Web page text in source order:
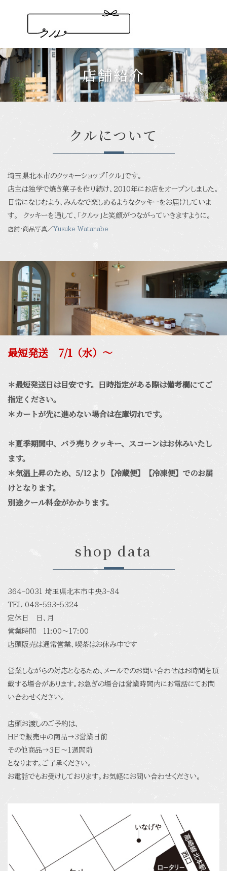
店舗紹介
クルについて
埼玉県北本市のクッキーショップ「クル」です。
店主は独学で焼き菓子を作り続け、2010年にお店をオープンしました。
日常になじむよう、みんなで楽しめるようなクッキーをお届けしていま
す。
クッキーを通して、「クルッ」と笑顔がつながっていきますように。
店舗・商品写真／Yusuke Watanabe
最短発送 7/1（水）〜
＊最短発送日は目安です。日時指定がある際は備考欄にてご
指定ください。
＊カートが先に進めない場合は在庫切れです。
＊夏季期間中、バラ売りクッキー、スコーンはお休みいたし
ます。
＊気温上昇のため、5/12より【冷蔵便】【冷凍便】でのお届
けとなります。
別途クール料金がかかります。
shop data
364-0031 埼玉県北本市中央3-84
TEL 048-593-5324
定休日 日、月
営業時間 11:00〜17:00
店頭販売は通常営業、喫茶はお休み中です
営業しながらの対応となるため、メールでのお問い合わせはお時間を頂
戴する場合があります。お急ぎの場合は営業時間内にお電話にてお問
い合わせください。
店頭お渡しのご予約は、
HPで販売中の商品→3営業日前
その他商品→3日〜1週間前
となります。ご了承ください。
お電話でもお受けしております。お気軽にお問い合わせください。